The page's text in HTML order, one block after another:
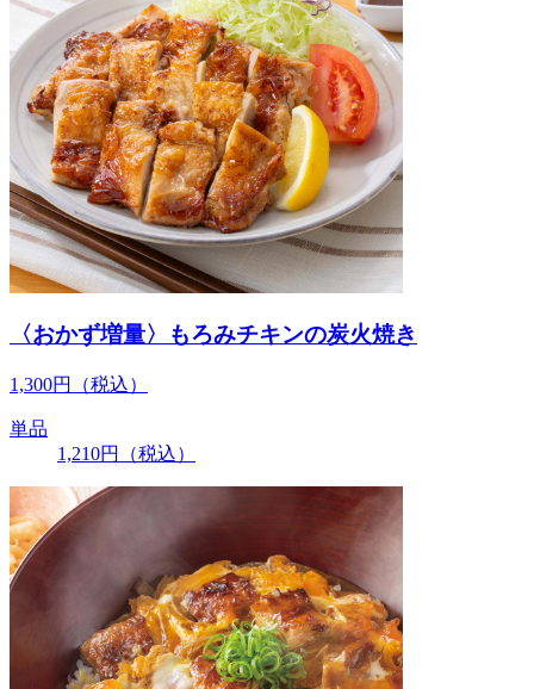
〈おかず増量〉もろみチキンの炭火焼き
1,300円 （税込）
単品
1,210円 （税込）